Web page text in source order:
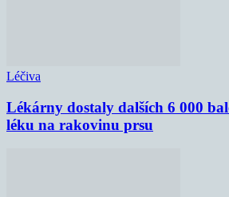
Léčiva
Lékárny dostaly dalších 6 000
léku na rakovinu prsu